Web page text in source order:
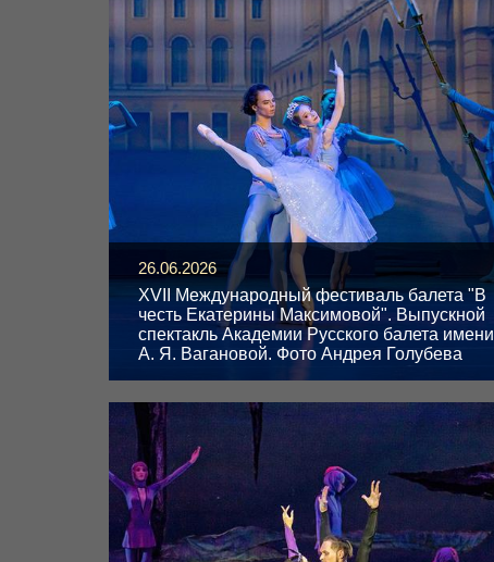
26.06.2026
XVII Международный фестиваль балета "В
честь Екатерины Максимовой". Выпускной
спектакль Академии Русского балета имени
А. Я. Вагановой. Фото Андрея Голубева